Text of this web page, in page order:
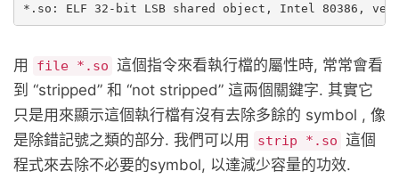
用 file *.so
這個指令來看執行檔的屬性時, 常常會看
到 “stripped” 和 “not stripped” 這兩個關鍵字. 其實它
只是用來顯示這個執行檔有沒有去除多餘的 symbol , 像
是除錯記號之類的部分. 我們可以用
strip *.so
這個
程式來去除不必要的symbol, 以達減少容量的功效.